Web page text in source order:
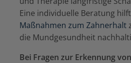
Eine individuelle Beratung
Maßnahmen zum Zahnerhalt
die Mundgesundheit
Bei Fragen zur Erkennung